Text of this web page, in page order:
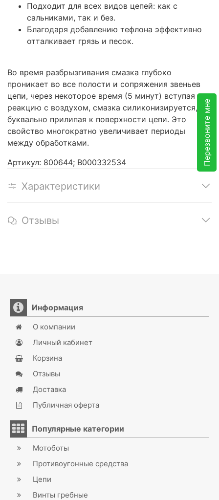
Перезвоните мне
Подходит для всех видов цепей: как с
сальниками, так и без.
Благодаря добавлению тефлона эффективно
отталкивает грязь и песок.
Во время разбрызгивания смазка глубоко
проникает во все полости и сопряжения звеньев
цепи, через некоторое время (5 минут) вступая в
реакцию с воздухом, смазка силиконизируется,
буквально прилипая к поверхности цепи. Это
свойство многократно увеличивает периоды
между обработками.
Артикул: 800644; В000332534
Характеристики
Отзывы
Информация
О компании
Личный кабинет
Корзина
Отзывы
Доставка
Публичная оферта
Популярные категории
Мотоботы
Противоугонные средства
Цепи
Винты гребные